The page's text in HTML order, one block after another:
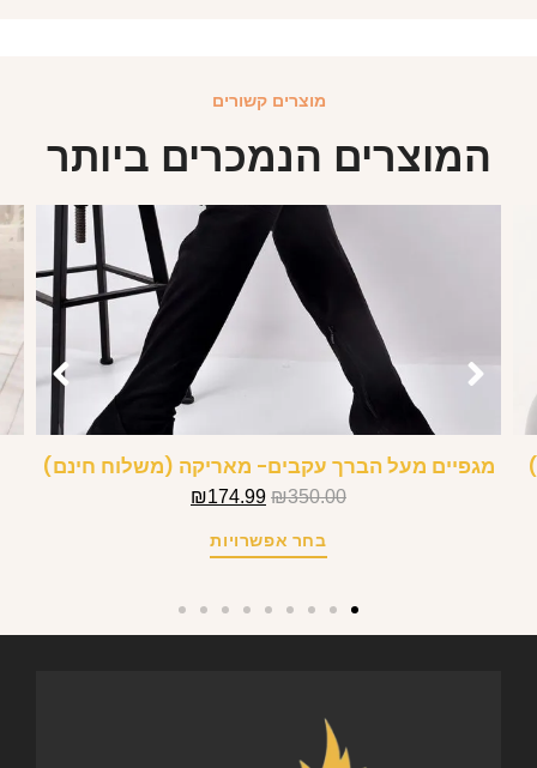
מוצרים קשורים
המוצרים הנמכרים ביותר
מגפיים מעל הברך עקבים- מאריקה (משלוח חינם)
₪350.00
₪174.99
בחר אפשרויות